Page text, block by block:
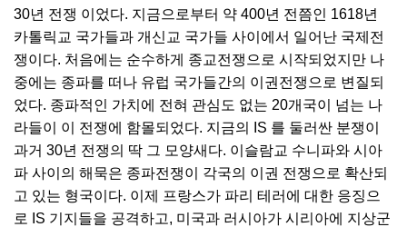
30년 전쟁 이었다. 지금으로부터 약 400년 전쯤인 1618년
카톨릭교 국가들과 개신교 국가들 사이에서 일어난 국제전
쟁이다. 처음에는 순수하게 종교전쟁으로 시작되었지만 나
중에는 종파를 떠나 유럽 국가들간의 이권전쟁으로 변질되
었다. 종파적인 가치에 전혀 관심도 없는 20개국이 넘는 나
라들이 이 전쟁에 함몰되었다. 지금의 IS 를 둘러싼 분쟁이
과거 30년 전쟁의 딱 그 모양새다. 이슬람교 수니파와 시아
파 사이의 해묵은 종파전쟁이 각국의 이권 전쟁으로 확산되
고 있는 형국이다. 이제 프랑스가 파리 테러에 대한 응징으
로 IS 기지들을 공격하고, 미국과 러시아가 시리아에 지상군